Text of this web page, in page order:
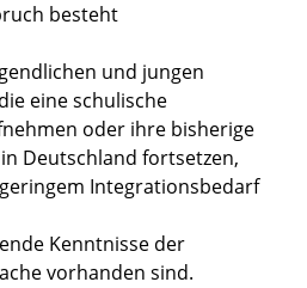
besteht
und jungen
eine schulische
oder ihre bisherige
Deutschland fortsetzen,
Integrationsbedarf
Kenntnisse der
vorhanden sind.